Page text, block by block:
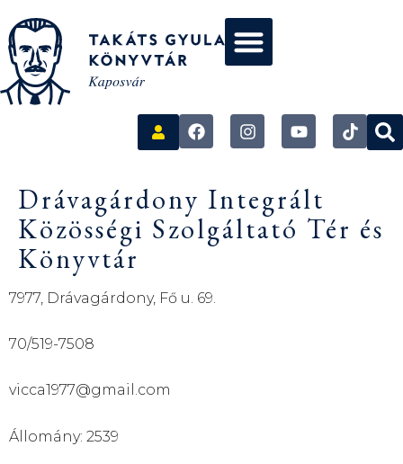
Drávagárdony Integrált
Közösségi Szolgáltató Tér és
Könyvtár
7977, Drávagárdony, Fő u. 69.
70/519-7508
vicca1977@gmail.com
Állomány: 2539